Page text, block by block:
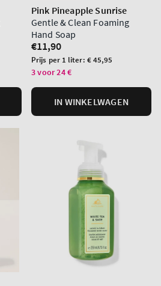
Pink Pineapple Sunrise
Gentle & Clean Foaming
Hand Soap
Normale
prijs
€11,90
Prijs
per
Prijs per 1 liter: € 45,95
3 voor 24 €
IN WINKELWAGEN